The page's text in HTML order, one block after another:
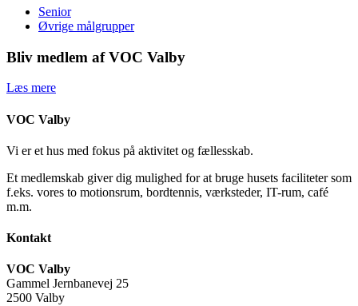
Senior
Øvrige målgrupper
Bliv medlem af VOC Valby
Læs mere
VOC Valby
Vi er et hus med fokus på aktivitet og fællesskab.
Et medlemskab giver dig mulighed for at bruge husets faciliteter som
f.eks. vores to motionsrum, bordtennis, værksteder, IT-rum, café
m.m.
Kontakt
VOC Valby
Gammel Jernbanevej 25
2500 Valby